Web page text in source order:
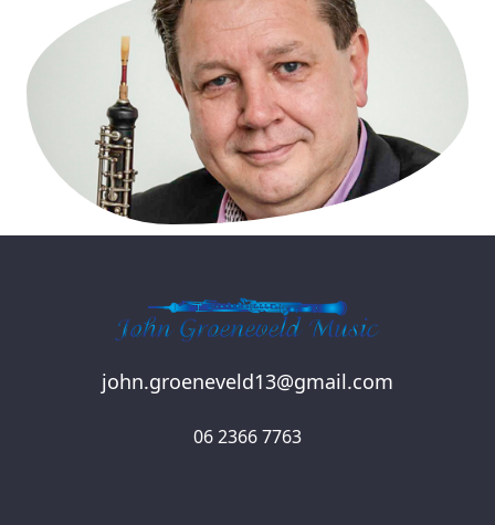
john.groeneveld13@gmail.com
06 2366 7763